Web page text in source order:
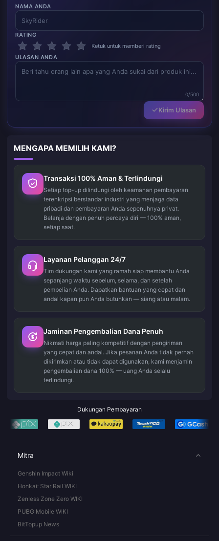
NAMA ANDA
RATING
Ketuk untuk memberi rating
ULASAN ANDA
0/500
Kirim Ulasan
MENGAPA MEMILIH KAMI?
Transaksi 100% Aman & Terlindungi
Setiap top-up dilindungi oleh keamanan pembayaran
terenkripsi berstandar industri yang menjaga data
pribadi dan pembayaran Anda sepenuhnya privat.
Belanja dengan penuh percaya diri — 100% aman,
setiap saat.
Layanan Pelanggan 24/7
Tim dukungan kami yang ramah siap membantu Anda
sepanjang waktu sebelum, selama, dan setelah
pembelian Anda. Dapatkan bantuan yang cepat dan
andal kapan pun Anda butuhkan — siang atau malam.
Jaminan Pengembalian Dana Penuh
Nikmati harga paling kompetitif dengan pengiriman
yang cepat dan andal. Jika pesanan Anda tidak pernah
dikirimkan atau tidak dapat digunakan, kami menjamin
pengembalian dana 100% — uang Anda selalu
terlindungi.
Dukungan Pembayaran
Mitra
Genshin Impact Wiki
Honkai: Star Rail WIKI
Zenless Zone Zero WIKI
PUBG Mobile WIKI
BitTopup News